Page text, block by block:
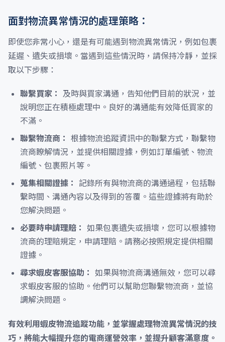
面對物流異常情況的處理策略：
即使您非常小心，還是有可能遇到物流異常情況，例如包裹
延遲、遺失或損壞。當遇到這些情況時，請保持冷靜，並採
取以下步驟：
聯繫買家：
及時與買家溝通，告知他們目前的狀況，並
說明您正在積極處理中。良好的溝通能有效降低買家的
不滿。
聯繫物流商： 根據物流追蹤資訊中的聯繫方式，聯繫物
流商瞭解情況，並提供相關證據，例如訂單編號、物流
編號、包裹照片等。
蒐集相關證據： 記錄所有與物流商的溝通過程，包括聯
繫時間、溝通內容以及得到的答覆。這些證據將有助於
您解決問題。
必要時申請理賠： 如果包裹遺失或損壞，您可以根據物
流商的理賠規定，申請理賠。請務必按照規定提供相關
證據。
尋求蝦皮客服協助： 如果與物流商溝通無效，您可以尋
求蝦皮客服的協助。他們可以幫助您聯繫物流商，並協
調解決問題。
有效利用蝦皮物流追蹤功能，並掌握處理物流異常情況的技
巧，將能大幅提升您的電商運營效率，並提升顧客滿意度。